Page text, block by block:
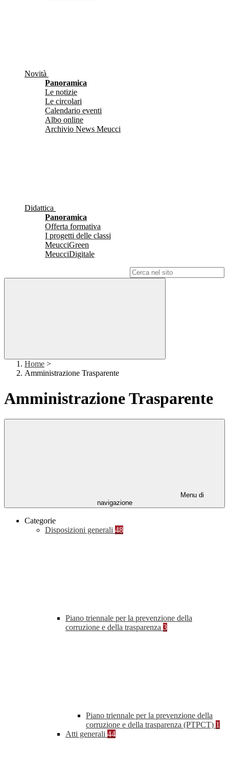
Novità
Panoramica
Le notizie
Le circolari
Calendario eventi
Albo online
Archivio News Meucci
Didattica
Panoramica
Offerta formativa
I progetti delle classi
MeucciGreen
MeucciDigitale
Home >
Amministrazione Trasparente
Amministrazione Trasparente
Menu di
navigazione
Categorie
Disposizioni generali 48
Piano triennale per la prevenzione della
corruzione e della trasparenza 3
Piano triennale per la prevenzione della
corruzione e della trasparenza (PTPCT) 1
Atti generali 44